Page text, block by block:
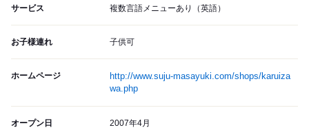
サービス 複数言語メニューあり（英語）
お子様連れ 子供可
ホームページ
http://www.suju-masayuki.com/shops/karuiza
wa.php
オープン日 2007年4月